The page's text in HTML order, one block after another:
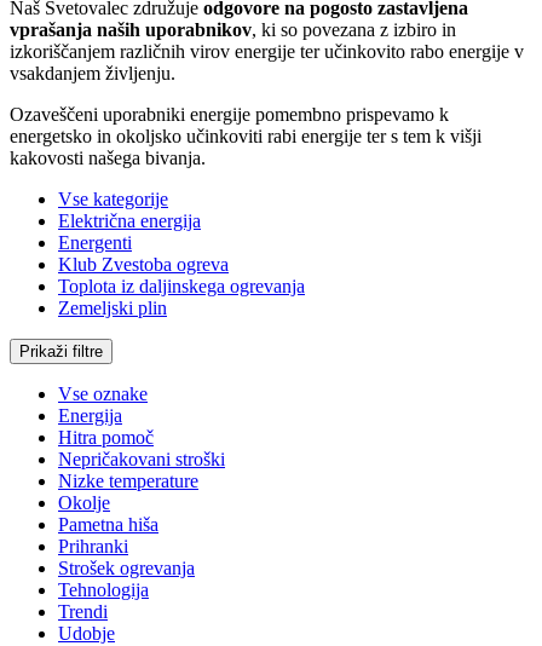
Naš Svetovalec združuje odgovore na pogosto zastavljena
vprašanja naših uporabnikov, ki so povezana z izbiro in
izkoriščanjem različnih virov energije ter učinkovito rabo energije v
vsakdanjem življenju.
Ozaveščeni uporabniki energije pomembno prispevamo k
energetsko in okoljsko učinkoviti rabi energije ter s tem k višji
kakovosti našega bivanja.
Vse kategorije
Električna energija
Energenti
Klub Zvestoba ogreva
Toplota iz daljinskega ogrevanja
Zemeljski plin
Prikaži filtre
Vse oznake
Energija
Hitra pomoč
Nepričakovani stroški
Nizke temperature
Okolje
Pametna hiša
Prihranki
Strošek ogrevanja
Tehnologija
Trendi
Udobje